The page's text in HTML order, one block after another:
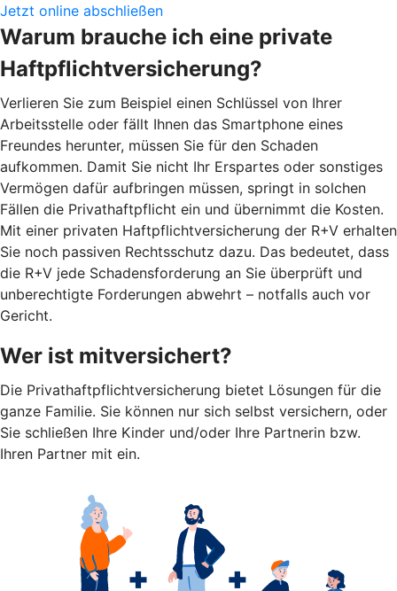
Jetzt online abschließen
Warum brauche ich eine private
Haftpflichtversicherung?
Verlieren Sie zum Beispiel einen Schlüssel von Ihrer
Arbeitsstelle oder fällt Ihnen das Smartphone eines
Freundes herunter, müssen Sie für den Schaden
aufkommen. Damit Sie nicht Ihr Erspartes oder sonstiges
Vermögen dafür aufbringen müssen, springt in solchen
Fällen die Privathaftpflicht ein und übernimmt die Kosten.
Mit einer privaten Haftpflichtversicherung der R+V erhalten
Sie noch passiven Rechtsschutz dazu. Das bedeutet, dass
die R+V jede Schadensforderung an Sie überprüft und
unberechtigte Forderungen abwehrt – notfalls auch vor
Gericht.
Wer ist mitversichert?
Die Privathaftpflichtversicherung bietet Lösungen für die
ganze Familie. Sie können nur sich selbst versichern, oder
Sie schließen Ihre Kinder und/oder Ihre Partnerin bzw.
Ihren Partner mit ein.